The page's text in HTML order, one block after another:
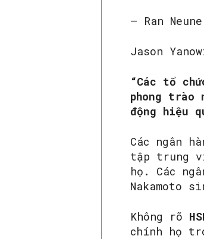
– Ran
Jason
“Các tổ
phong trào
động hiệu
Các ngân
tập trung
họ. Các
Nakamoto
Không rõ
chính họ